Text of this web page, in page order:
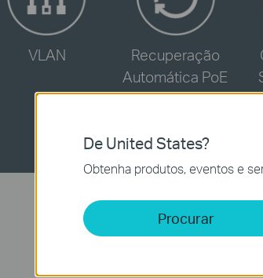
-
VLAN
-
Recuperação
Automática PoE
De United States?
Obtenha produtos, eventos e
Procurar